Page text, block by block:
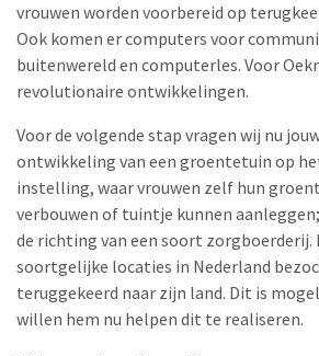
vrouwen worden voorbereid op
Ook komen er computers voor
buitenwereld en computerles. Voor
revolutionaire ontwikkelingen.
Voor de volgende stap vragen wij nu
ontwikkeling van een groentetuin op
instelling, waar vrouwen zelf hun
verbouwen of tuintje kunnen
de richting van een soort zorgboerderij.
soortgelijke locaties in Nederland
teruggekeerd naar zijn land. Dit is
willen hem nu helpen dit te realiseren.